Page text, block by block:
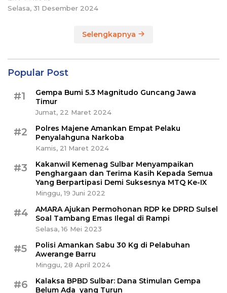
Selasa, 31 Desember 2024
Selengkapnya
Popular Post
#1
Gempa Bumi 5.3 Magnitudo Guncang Jawa
Timur
Jumat, 22 Maret 2024
#2
Polres Majene Amankan Empat Pelaku
Penyalahguna Narkoba
Kamis, 21 Maret 2024
#3
Kakanwil Kemenag Sulbar Menyampaikan
Penghargaan dan Terima Kasih Kepada Semua
Yang Berpartipasi Demi Suksesnya MTQ Ke-IX
Minggu, 19 Juni 2022
#4
AMARA Ajukan Permohonan RDP ke DPRD Sulsel
Soal Tambang Emas Ilegal di Rampi
Selasa, 16 Mei 2023
#5
Polisi Amankan Sabu 30 Kg di Pelabuhan
Awerange Barru
Minggu, 28 April 2024
#6
Kalaksa BPBD Sulbar: Dana Stimulan Gempa
Belum Ada yang Turun